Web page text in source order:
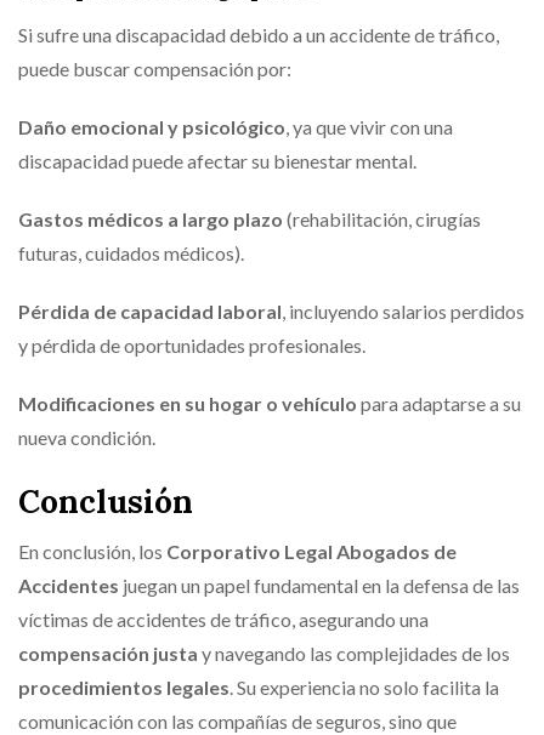
Si sufre una discapacidad debido a un accidente de tráfico,
puede buscar compensación por:
Daño emocional y psicológico, ya que vivir con una
discapacidad puede afectar su bienestar mental.
Gastos médicos a largo plazo (rehabilitación, cirugías
futuras, cuidados médicos).
Pérdida de capacidad laboral, incluyendo salarios perdidos
y pérdida de oportunidades profesionales.
Modificaciones en su hogar o vehículo para adaptarse a su
nueva condición.
Conclusión
En conclusión, los Corporativo Legal Abogados de
Accidentes juegan un papel fundamental en la defensa de las
víctimas de accidentes de tráfico, asegurando una
compensación justa y navegando las complejidades de los
procedimientos legales. Su experiencia no solo facilita la
comunicación con las compañías de seguros, sino que